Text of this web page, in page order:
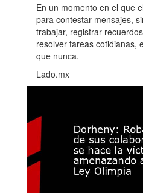
En un momento en el que
para contestar mensajes,
trabajar, registrar
resolver tareas cotidianas,
que nunca.
Lado.mx